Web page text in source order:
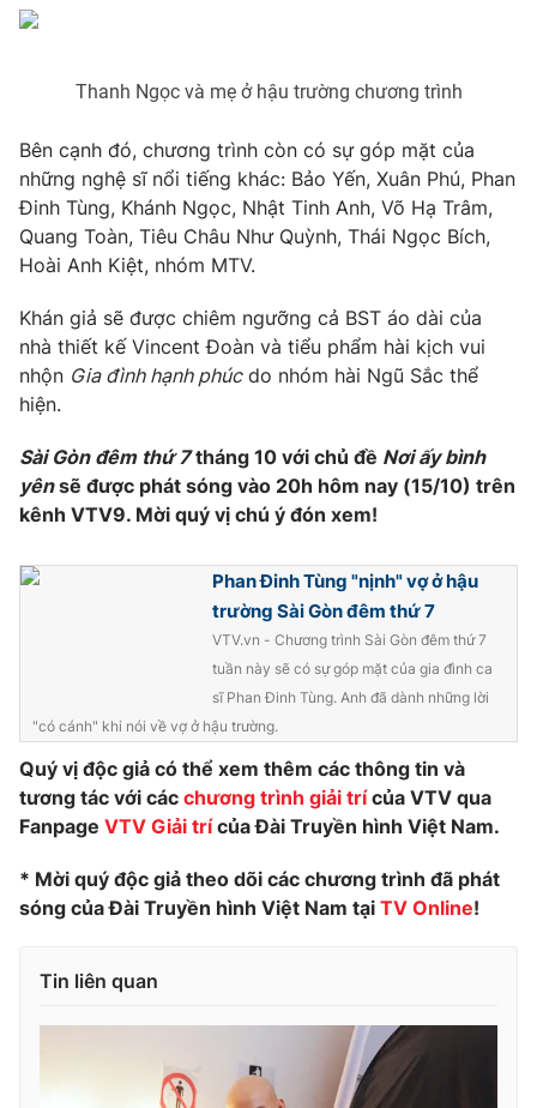
Thanh Ngọc và mẹ ở hậu trường chương trình
Bên cạnh đó, chương trình còn có sự góp mặt của
những nghệ sĩ nổi tiếng khác: Bảo Yến, Xuân Phú, Phan
Đinh Tùng, Khánh Ngọc, Nhật Tinh Anh, Võ Hạ Trâm,
Quang Toàn, Tiêu Châu Như Quỳnh, Thái Ngọc Bích,
Hoài Anh Kiệt, nhóm MTV.
Khán giả sẽ được chiêm ngưỡng cả BST áo dài của
nhà thiết kế Vincent Đoàn và tiểu phẩm hài kịch vui
nhộn Gia đình hạnh phúcdo nhóm hài Ngũ Sắc thể
hiện.
Sài Gòn đêm thứ 7tháng 10 với chủ đề Nơi ấy bình
yênsẽ được phát sóng vào 20h hôm nay (15/10) trên
kênh VTV9. Mời quý vị chú ý đón xem!
Phan Đinh Tùng "nịnh" vợ ở hậu
trường Sài Gòn đêm thứ 7
VTV.vn - Chương trình Sài Gòn đêm thứ 7
tuần này sẽ có sự góp mặt của gia đình ca
sĩ Phan Đinh Tùng. Anh đã dành những lời
"có cánh" khi nói về vợ ở hậu trường.
Quý vị độc giả có thể xem thêm các thông tin và
tương tác với các chương trình giải trícủa VTV qua
Fanpage VTV Giải trícủa Đài Truyền hình Việt Nam.
* Mời quý độc giả theo dõi các chương trình đã phát
sóng của Đài Truyền hình Việt Nam tại TV Online!
Tin liên quan